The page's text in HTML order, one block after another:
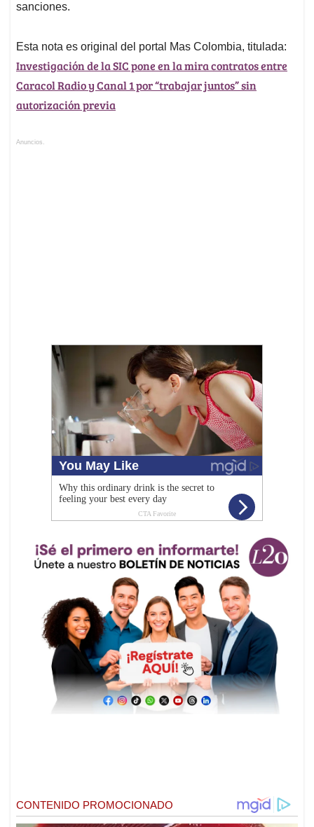
sanciones.
Esta nota es original del portal Mas Colombia, titulada:
Investigación de la SIC pone en la mira contratos entre
Caracol Radio y Canal 1 por “trabajar juntos” sin
autorización previa
Anuncios.